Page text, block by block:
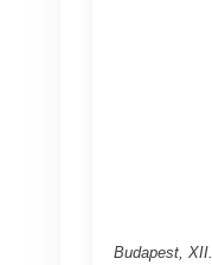
Budapest,